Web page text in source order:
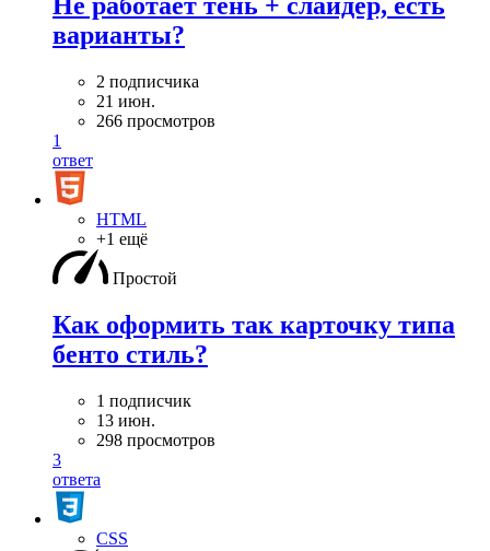
Не работает тень + слайдер, есть
варианты?
2 подписчика
21 июн.
266 просмотров
1
ответ
HTML
+1 ещё
Простой
Как оформить так карточку типа
бенто стиль?
1 подписчик
13 июн.
298 просмотров
3
ответа
CSS